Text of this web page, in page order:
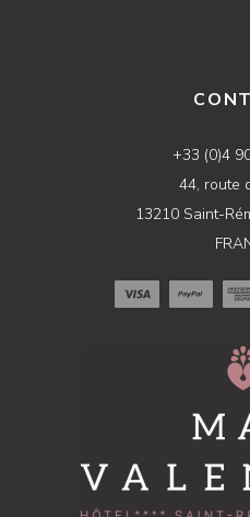
+33 (0)4
44, route
13210 Saint-